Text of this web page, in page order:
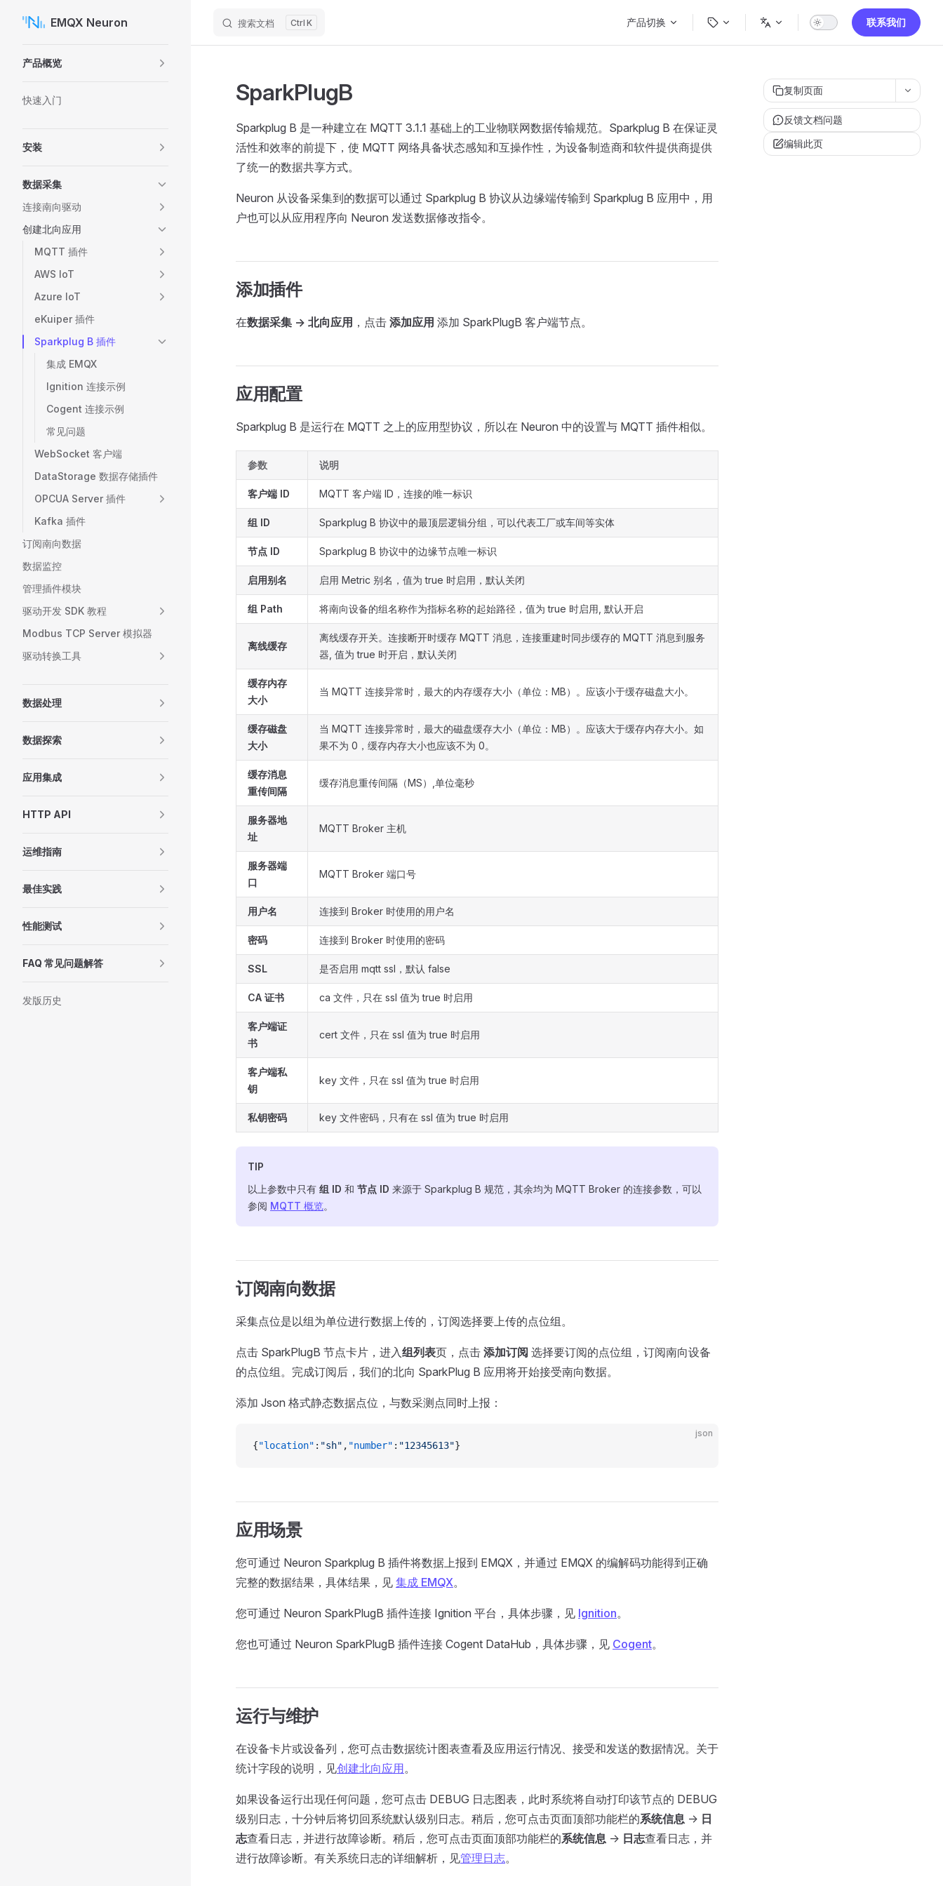
Skip to contentEMQX Neuron 搜索文档 K 产品切换 联系我们
产品概览
快速入门
安装
数据采集
连接南向驱动
创建北向应用
MQTT 插件
AWS IoT
Azure IoT
eKuiper 插件
Sparkplug B 插件
集成 EMQX
Ignition 连接示例
Cogent 连接示例
常见问题
WebSocket 客户端
DataStorage 数据存储插件
OPCUA Server 插件
Kafka 插件
订阅南向数据
数据监控
管理插件模块
驱动开发 SDK 教程
Modbus TCP Server 模拟器
驱动转换工具
数据处理
数据探索
应用集成
HTTP API
运维指南
最佳实践
性能测试
FAQ 常见问题解答
发版历史
复制页面
反馈文档问题
编辑此页
SparkPlugB
Sparkplug B 是一种建立在 MQTT 3.1.1 基础上的工业物联网数据传输规范。Sparkplug B 在保证灵
活性和效率的前提下，使 MQTT 网络具备状态感知和互操作性，为设备制造商和软件提供商提供
了统一的数据共享方式。
Neuron 从设备采集到的数据可以通过 Sparkplug B 协议从边缘端传输到 Sparkplug B 应用中，用
户也可以从应用程序向 Neuron 发送数据修改指令。
添加插件
在数据采集 -> 北向应用 ，点击 添加应用 添加 SparkPlugB 客户端节点。
应用配置
Sparkplug B 是运行在 MQTT 之上的应用型协议，所以在 Neuron 中的设置与 MQTT 插件相似。
参数 说明
客户端 ID MQTT 客户端 ID，连接的唯一标识
组 ID Sparkplug B 协议中的最顶层逻辑分组，可以代表工厂或车间等实体
节点 ID Sparkplug B 协议中的边缘节点唯一标识
启用别名 启用 Metric 别名，值为 true 时启用，默认关闭
组 Path 将南向设备的组名称作为指标名称的起始路径，值为 true 时启用, 默认开启
离线缓存
离线缓存开关。连接断开时缓存 MQTT 消息，连接重建时同步缓存的 MQTT 消息到服务
器, 值为 true 时开启，默认关闭
缓存内存
大小
当 MQTT 连接异常时，最大的内存缓存大小（单位：MB）。应该小于缓存磁盘大小。
缓存磁盘
大小
当 MQTT 连接异常时，最大的磁盘缓存大小（单位：MB）。应该大于缓存内存大小。如
果不为 0，缓存内存大小也应该不为 0。
缓存消息
重传间隔
缓存消息重传间隔（MS）,单位毫秒
服务器地
址
MQTT Broker 主机
服务器端
口
MQTT Broker 端口号
用户名 连接到 Broker 时使用的用户名
密码 连接到 Broker 时使用的密码
SSL 是否启用 mqtt ssl，默认 false
CA 证书 ca 文件，只在 ssl 值为 true 时启用
客户端证
书
cert 文件，只在 ssl 值为 true 时启用
客户端私
钥
key 文件，只在 ssl 值为 true 时启用
私钥密码 key 文件密码，只有在 ssl 值为 true 时启用
TIP
以上参数中只有 组 ID 和 节点 ID 来源于 Sparkplug B 规范，其余均为 MQTT Broker 的连接参数，可以
参阅 MQTT 概览。
订阅南向数据
采集点位是以组为单位进行数据上传的，订阅选择要上传的点位组。
点击 SparkPlugB 节点卡片，进入组列表页，点击 添加订阅 选择要订阅的点位组，订阅南向设备
的点位组。完成订阅后，我们的北向 SparkPlug B 应用将开始接受南向数据。
添加 Json 格式静态数据点位，与数采测点同时上报：
json
{"location" : "sh" , "number" : "12345613"}
应用场景
您可通过 Neuron Sparkplug B 插件将数据上报到 EMQX，并通过 EMQX 的编解码功能得到正确
完整的数据结果，具体结果，见 集成 EMQX。
您可通过 Neuron SparkPlugB 插件连接 Ignition 平台，具体步骤，见 Ignition。
您也可通过 Neuron SparkPlugB 插件连接 Cogent DataHub，具体步骤，见 Cogent。
运行与维护
在设备卡片或设备列，您可点击数据统计图表查看及应用运行情况、接受和发送的数据情况。关于
统计字段的说明，见创建北向应用。
如果设备运行出现任何问题，您可点击 DEBUG 日志图表，此时系统将自动打印该节点的 DEBUG
级别日志，十分钟后将切回系统默认级别日志。稍后，您可点击页面顶部功能栏的系统信息 -> 日
志查看日志，并进行故障诊断。稍后，您可点击页面顶部功能栏的系统信息 -> 日志查看日志，并
进行故障诊断。有关系统日志的详细解析，见管理日志。